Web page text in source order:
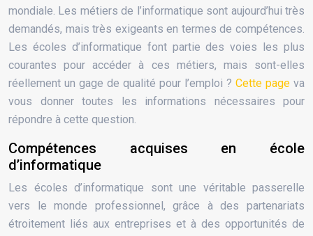
mondiale. Les métiers de l’informatique sont aujourd’hui très
demandés, mais très exigeants en termes de compétences.
Les écoles d’informatique font partie des voies les plus
courantes pour accéder à ces métiers, mais sont-elles
réellement un gage de qualité pour l’emploi ? Cette page va
vous donner toutes les informations nécessaires pour
répondre à cette question.
Compétences acquises en école
d’informatique
Les écoles d’informatique sont une véritable passerelle
vers le monde professionnel, grâce à des partenariats
étroitement liés aux entreprises et à des opportunités de